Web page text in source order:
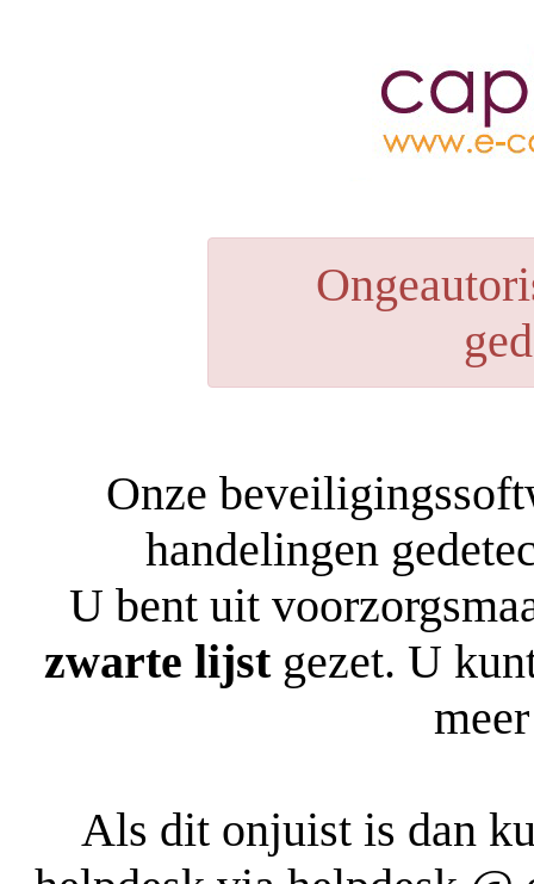
Onze
handelingen
U bent uit
zwarte lijstgezet. U
Als dit onjuist is dan